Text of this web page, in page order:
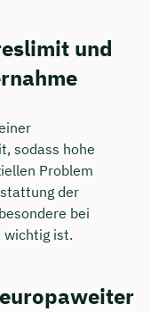
und
sodass hohe
Problem
der
bei
wichtig ist.